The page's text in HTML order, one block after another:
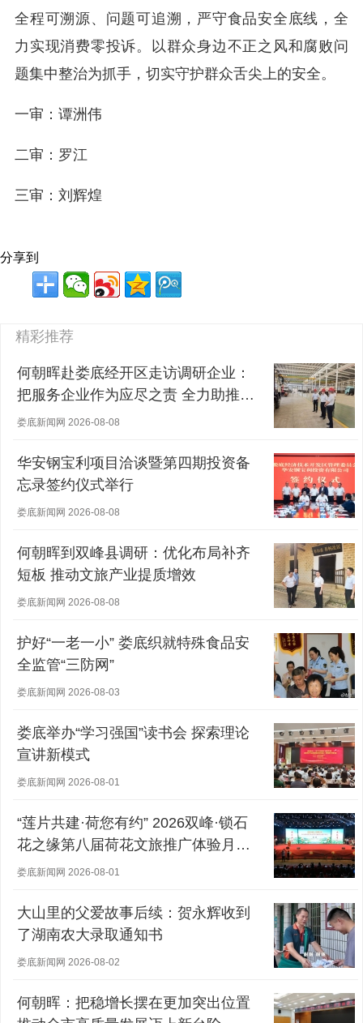
全程可溯源、问题可追溯，严守食品安全底线，全
力实现消费零投诉。以群众身边不正之风和腐败问
题集中整治为抓手，切实守护群众舌尖上的安全。
一审：谭洲伟
二审：罗江
三审：刘辉煌
分享到
精彩推荐
何朝晖赴娄底经开区走访调研企业：
把服务企业作为应尽之责 全力助推经
营主体稳健发展
娄底新闻网 2026-08-08
华安钢宝利项目洽谈暨第四期投资备
忘录签约仪式举行
娄底新闻网 2026-08-08
何朝晖到双峰县调研：优化布局补齐
短板 推动文旅产业提质增效
娄底新闻网 2026-08-08
护好“一老一小” 娄底织就特殊食品安
全监管“三防网”
娄底新闻网 2026-08-03
娄底举办“学习强国”读书会 探索理论
宣讲新模式
娄底新闻网 2026-08-01
“莲片共建·荷您有约” 2026双峰·锁石
花之缘第八届荷花文旅推广体验月盛
大开幕
娄底新闻网 2026-08-01
大山里的父爱故事后续：贺永辉收到
了湖南农大录取通知书
娄底新闻网 2026-08-02
何朝晖：把稳增长摆在更加突出位置